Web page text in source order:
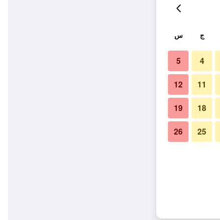
ج س
4
5
11
12
18
19
25
26